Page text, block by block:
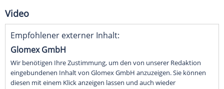
Video
Empfohlener externer Inhalt:
Glomex GmbH
Wir benötigen Ihre Zustimmung, um den von unserer Redaktion
eingebundenen Inhalt von Glomex GmbH anzuzeigen. Sie können
diesen mit einem Klick anzeigen lassen und auch wieder